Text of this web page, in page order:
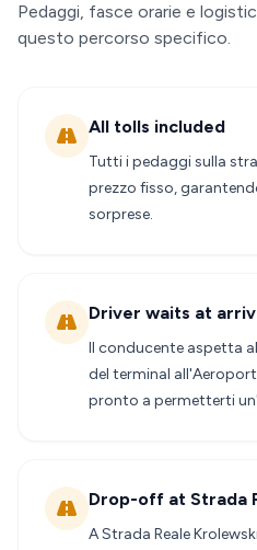
Pedaggi, fasce orarie e
questo percorso specifico.
All tolls included
Tutti i pedaggi sulla
prezzo fisso,
sorprese.
Driver waits at
Il conducente aspetta
del terminal
pronto a permetterti
Drop-off at Strada
A Strada Reale